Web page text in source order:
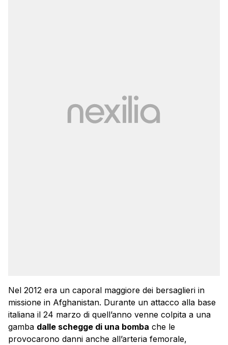
Nel 2012 era un caporal maggiore dei bersaglieri in
missione in Afghanistan. Durante un attacco alla base
italiana il 24 marzo di quell’anno venne colpita a una
gamba dalle schegge di una bomba che le
provocarono danni anche all’arteria femorale,